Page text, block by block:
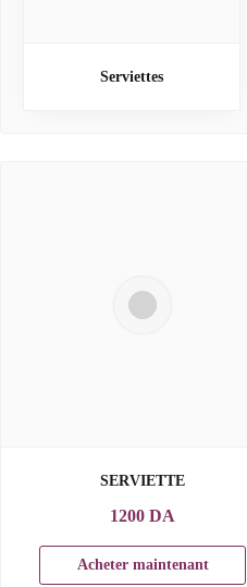
Serviettes
SERVIETTE
1200 DA
Acheter maintenant